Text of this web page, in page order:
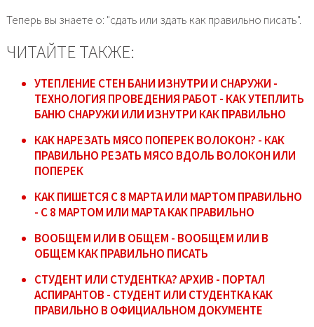
Теперь вы знаете о: "сдать или здать как правильно писать".
ЧИТАЙТЕ ТАКЖЕ:
УТЕПЛЕНИЕ СТЕН БАНИ ИЗНУТРИ И СНАРУЖИ -
ТЕХНОЛОГИЯ ПРОВЕДЕНИЯ РАБОТ - КАК УТЕПЛИТЬ
БАНЮ СНАРУЖИ ИЛИ ИЗНУТРИ КАК ПРАВИЛЬНО
КАК НАРЕЗАТЬ МЯСО ПОПЕРЕК ВОЛОКОН? - КАК
ПРАВИЛЬНО РЕЗАТЬ МЯСО ВДОЛЬ ВОЛОКОН ИЛИ
ПОПЕРЕК
КАК ПИШЕТСЯ С 8 МАРТА ИЛИ МАРТОМ ПРАВИЛЬНО
- С 8 МАРТОМ ИЛИ МАРТА КАК ПРАВИЛЬНО
ВООБЩЕМ ИЛИ В ОБЩЕМ - ВООБЩЕМ ИЛИ В
ОБЩЕМ КАК ПРАВИЛЬНО ПИСАТЬ
СТУДЕНТ ИЛИ СТУДЕНТКА? АРХИВ - ПОРТАЛ
АСПИРАНТОВ - СТУДЕНТ ИЛИ СТУДЕНТКА КАК
ПРАВИЛЬНО В ОФИЦИАЛЬНОМ ДОКУМЕНТЕ